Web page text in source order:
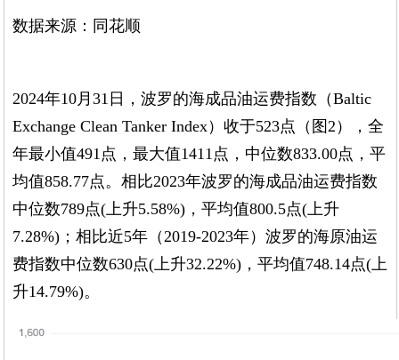
数据来源：同花顺
2024年10月31日，波罗的海成品油运费指数（Baltic
Exchange Clean Tanker Index）收于523点（图2），全
年最小值491点，最大值1411点，中位数833.00点，平
均值858.77点。相比2023年波罗的海成品油运费指数
中位数789点(上升5.58%)，平均值800.5点(上升
7.28%)；相比近5年（2019-2023年）波罗的海原油运
费指数中位数630点(上升32.22%)，平均值748.14点(上
升14.79%)。